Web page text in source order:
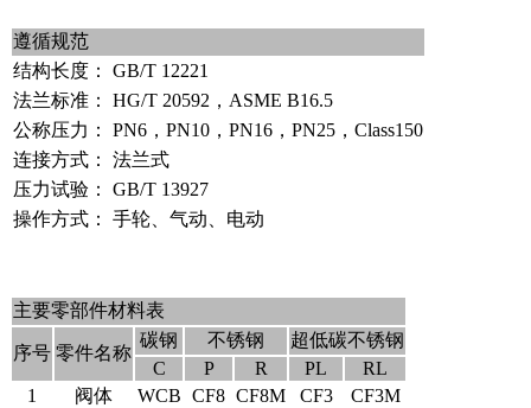
遵循规范
结构长度：
GB/T 12221
法兰标准：
HG/T 20592，ASME B16.5
公称压力：
PN6，PN10，PN16，PN25，Class150
连接方式：
法兰式
压力试验：
GB/T 13927
操作方式：
手轮、气动、电动
主要零部件材料表
序号 零件名称
碳钢 不锈钢
超低碳不锈钢
C
P R PL
RL
1
阀体 WCB CF8 CF8M CF3
CF3M